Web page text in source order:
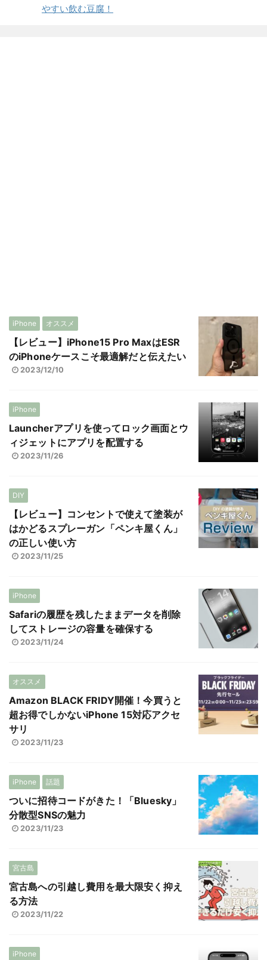
やすい飲む豆腐！
iPhone オススメ
【レビュー】iPhone15 Pro MaxはESR
のiPhoneケースこそ最適解だと伝えたい
2023/12/10
iPhone
Launcherアプリを使ってロック画面とウ
ィジェットにアプリを配置する
2023/11/26
DIY
【レビュー】コンセントで使えて塗装が
はかどるスプレーガン「ペンキ屋くん」
の正しい使い方
2023/11/25
iPhone
Safariの履歴を残したままデータを削除
してストレージの容量を確保する
2023/11/24
オススメ
Amazon BLACK FRIDY開催！今買うと
超お得でしかないiPhone 15対応アクセ
サリ
2023/11/23
iPhone 話題
ついに招待コードがきた！「Bluesky」
分散型SNSの魅力
2023/11/23
宮古島
宮古島への引越し費用を最大限安く抑え
る方法
2023/11/22
iPhone